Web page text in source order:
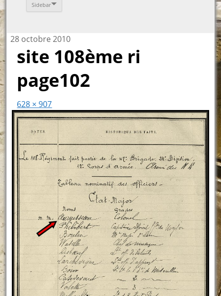
Sidebar
28 octobre 2010
site 108ème ri
page102
628 × 907